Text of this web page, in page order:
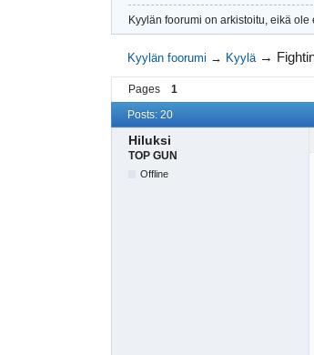
Kyylän foorumi on arkistoitu, eikä ole
Kyylän foorumi → Kyylä →
Pages
1
Posts: 20
Hiluksi
TOP GUN
Offline